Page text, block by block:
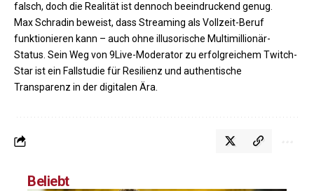
falsch, doch die Realität ist dennoch beeindruckend genug.
Max Schradin beweist, dass Streaming als Vollzeit-Beruf
funktionieren kann – auch ohne illusorische Multimillionär-
Status. Sein Weg von 9Live-Moderator zu erfolgreichem Twitch-
Star ist ein Fallstudie für Resilienz und authentische
Transparenz in der digitalen Ära.
Beliebt